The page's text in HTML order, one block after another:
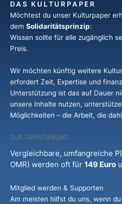
DAS KULTURPAPER
Möchtest du unser Kulturpaper
dem Solidaritätsprinzip:
Wissen sollte für alle zugänglich
Preis.
Wir möchten künftig weitere
erfordert Zeit, Expertise und
Unterstützung ist das auf Dauer
unsere Inhalte nutzen,
Möglichkeiten – die Arbeit, die
ZUR ORIENTIERUNG
Vergleichbare, umfangreiche
OMR) werden oft für 149 Euro
Mitglied werden & Supporten
Am meisten hilfst du uns, wenn